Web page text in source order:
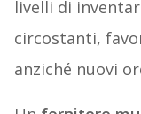
livelli di
circostanti,
anziché nuovi